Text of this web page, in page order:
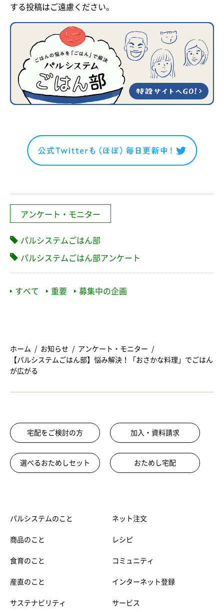
する投稿はご遠慮ください。
アンケート・モニター
パルシステムごはん部
パルシステムごはん部アンケート
すべて 重要 募集中の企画
ホーム お知らせ
アンケート・モニター
【パルシステムごはん部】悩み解決！「おさかな料理」でごはん
が広がる
宅配をご検討の方 加入・資料請求
選べるおためしセット おためし宅配
パルシステムのこと
商品のこと
食育のこと
産直のこと
サステナビリティ
ネット注文
レシピ
コミュニティ
インターネット登録
サービス